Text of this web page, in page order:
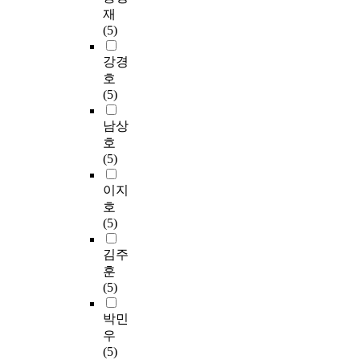
재
(5)
강경
호
(5)
남상
호
(5)
이지
호
(5)
김주
훈
(5)
박민
우
(5)